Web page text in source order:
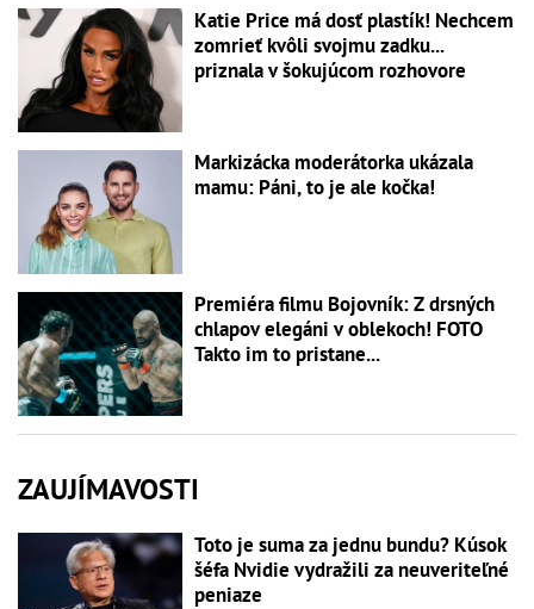
Katie Price má dosť plastík! Nechcem
zomrieť kvôli svojmu zadku...
priznala v šokujúcom rozhovore
Markizácka moderátorka ukázala
mamu: Páni, to je ale kočka!
Premiéra filmu Bojovník: Z drsných
chlapov elegáni v oblekoch! FOTO
Takto im to pristane...
ZAUJÍMAVOSTI
Toto je suma za jednu bundu? Kúsok
šéfa Nvidie vydražili za neuveriteľné
peniaze